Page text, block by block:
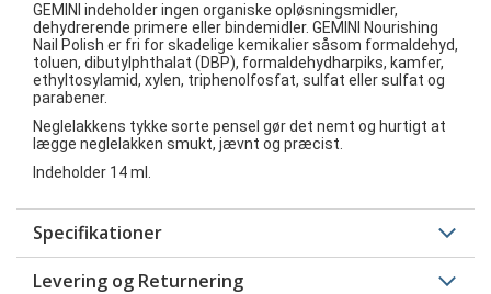
GEMINI indeholder ingen organiske opløsningsmidler,
dehydrerende primere eller bindemidler. GEMINI Nourishing
Nail Polish er fri for skadelige kemikalier såsom formaldehyd,
toluen, dibutylphthalat (DBP), formaldehydharpiks, kamfer,
ethyltosylamid, xylen, triphenolfosfat, sulfat eller sulfat og
parabener.
Neglelakkens tykke sorte pensel gør det nemt og hurtigt at
lægge neglelakken smukt, jævnt og præcist.
Indeholder 14 ml.
Specifikationer
Levering og Returnering